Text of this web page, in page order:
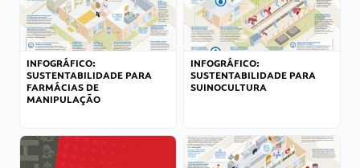
INFOGRÁFICO:
SUSTENTABILIDADE PARA
FARMÁCIAS DE
MANIPULAÇÃO
INFOGRÁFICO:
SUSTENTABILIDADE PARA
SUINOCULTURA